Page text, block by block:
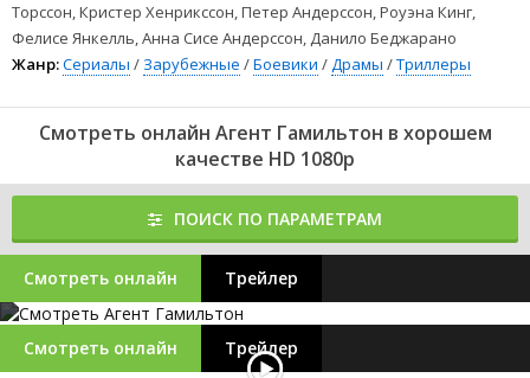
Торссон, Кристер Хенрикссон, Петер Андерссон, Роуэна Кинг,
Фелисе Янкелль, Анна Сисе Андерссон, Данило Беджарано
Жанр:Сериалы / Зарубежные /Боевики /Драмы /Триллеры
Смотреть онлайн Агент Гамильтон в хорошем
качестве HD 1080p
ПОИСК ПО ПАРАМЕТРАМ
Смотреть онлайн Трейлер
Смотреть онлайн Трейлер